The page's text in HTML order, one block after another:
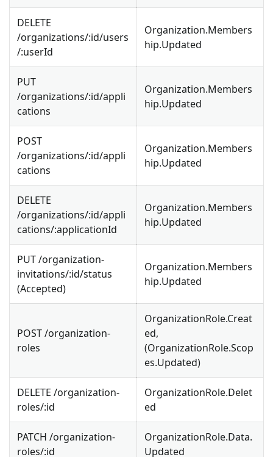
DELETE
/organizations/:id/users
/:userId
Organization.Members
hip.Updated
PUT
/organizations/:id/appli
cations
Organization.Members
hip.Updated
POST
/organizations/:id/appli
cations
Organization.Members
hip.Updated
DELETE
/organizations/:id/appli
cations/:applicationId
Organization.Members
hip.Updated
PUT /organization-
invitations/:id/status
(Accepted)
Organization.Members
hip.Updated
POST /organization-
roles
OrganizationRole.Creat
ed,
(OrganizationRole.Scop
es.Updated)
DELETE /organization-
roles/:id
OrganizationRole.Delet
ed
PATCH /organization-
roles/:id
OrganizationRole.Data.
Updated